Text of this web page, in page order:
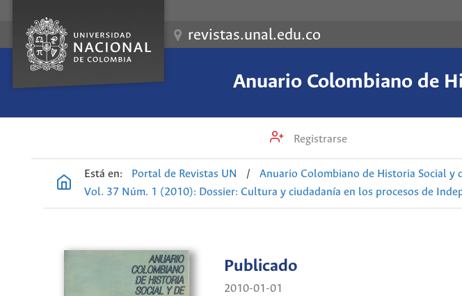
revistas.unal.edu.co
Anuario Colombiano de
Registrarse
Está en: Portal de Revistas UN / Anuario Colombiano de Historia Social y
Vol. 37 Núm. 1 (2010): Dossier: Cultura y ciudadanía en los procesos de
Publicado
2010-01-01